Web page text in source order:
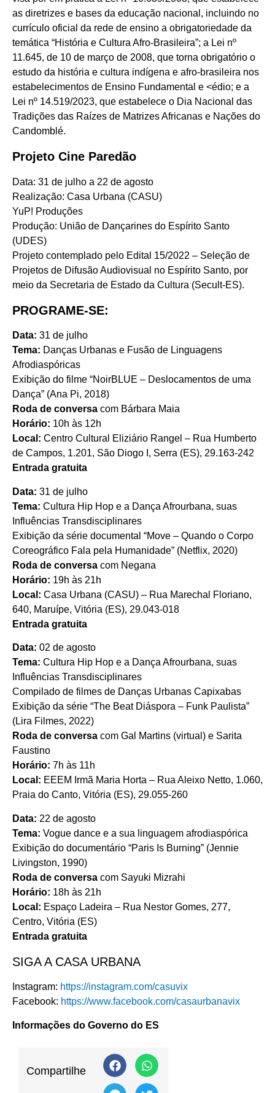
as diretrizes e bases da educação nacional, incluindo no
currículo oficial da rede de ensino a obrigatoriedade da
temática “História e Cultura Afro-Brasileira”; a Lei nº
11.645, de 10 de março de 2008, que torna obrigatório o
estudo da história e cultura indígena e afro-brasileira nos
estabelecimentos de Ensino Fundamental e <édio; e a
Lei nº 14.519/2023, que estabelece o Dia Nacional das
Tradições das Raízes de Matrizes Africanas e Nações do
Candomblé.
Projeto Cine Paredão
Data: 31 de julho a 22 de agosto
Realização: Casa Urbana (CASU)
YuP! Produções
Produção: União de Dançarines do Espírito Santo
(UDES)
Projeto contemplado pelo Edital 15/2022 – Seleção de
Projetos de Difusão Audiovisual no Espírito Santo, por
meio da Secretaria de Estado da Cultura (Secult-ES).
PROGRAME-SE:
Data: 31 de julho
Tema: Danças Urbanas e Fusão de Linguagens
Afrodiaspóricas
Exibição do filme “NoirBLUE – Deslocamentos de uma
Dança” (Ana Pi, 2018)
Roda de conversa com Bárbara Maia
Horário: 10h às 12h
Local: Centro Cultural Eliziário Rangel – Rua Humberto
de Campos, 1.201, São Diogo I, Serra (ES), 29.163-242
Entrada gratuita
Data: 31 de julho
Tema: Cultura Hip Hop e a Dança Afrourbana, suas
Influências Transdisciplinares
Exibição da série documental “Move – Quando o Corpo
Coreográfico Fala pela Humanidade” (Netflix, 2020)
Roda de conversa com Negana
Horário: 19h às 21h
Local: Casa Urbana (CASU) – Rua Marechal Floriano,
640, Maruípe, Vitória (ES), 29.043-018
Entrada gratuita
Data: 02 de agosto
Tema: Cultura Hip Hop e a Dança Afrourbana, suas
Influências Transdisciplinares
Compilado de filmes de Danças Urbanas Capixabas
Exibição da série “The Beat Diáspora – Funk Paulista”
(Lira Filmes, 2022)
Roda de conversa com Gal Martins (virtual) e Sarita
Faustino
Horário: 7h às 11h
Local: EEEM Irmã Maria Horta – Rua Aleixo Netto, 1.060,
Praia do Canto, Vitória (ES), 29.055-260
Data: 22 de agosto
Tema: Vogue dance e a sua linguagem afrodiaspórica
Exibição do documentário “Paris Is Burning” (Jennie
Livingston, 1990)
Roda de conversa com Sayuki Mizrahi
Horário: 18h às 21h
Local: Espaço Ladeira – Rua Nestor Gomes, 277,
Centro, Vitória (ES)
Entrada gratuita
SIGA A CASA URBANA
Instagram: https://instagram.com/casuvix
Facebook: https://www.facebook.com/casaurbanavix
Informações do Governo do ES
Compartilhe